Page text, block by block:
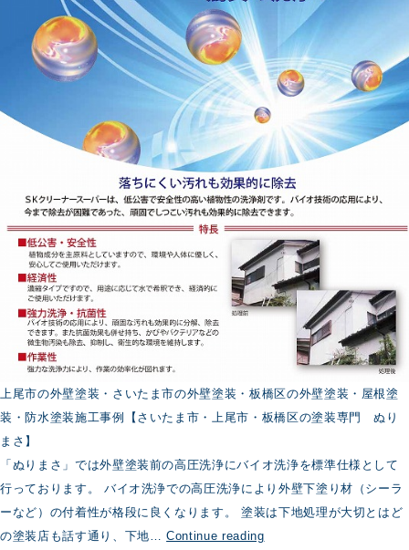
の
エ
コ
ン
脱
着
上尾市の外壁塗装・さいたま市の外壁塗装・板橋区の外壁塗装・屋根塗
装・防水塗装施工事例【さいたま市・上尾市・板橋区の塗装専門 ぬり
まさ】
「ぬりまさ」では外壁塗装前の高圧洗浄にバイオ洗浄を標準仕様として
行っております。 バイオ洗浄での高圧洗浄により外壁下塗り材（シーラ
ーなど）の付着性が格段に良くなります。 塗装は下地処理が大切とはど
の塗装店も話す通り、下地…Continue reading外